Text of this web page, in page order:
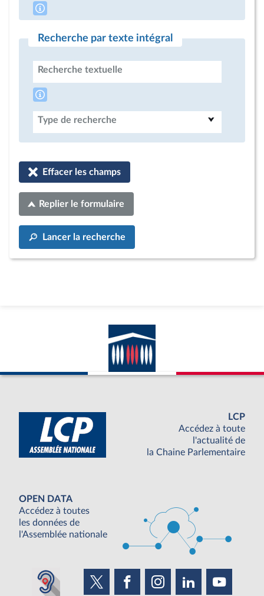
Recherche par texte intégral
Recherche textuelle
Type de recherche
Effacer les champs
Replier le formulaire
Lancer la recherche
LCP
Accédez à toute
l'actualité de
la Chaine Parlementaire
OPEN DATA
Accédez à toutes
les données de
l'Assemblée nationale